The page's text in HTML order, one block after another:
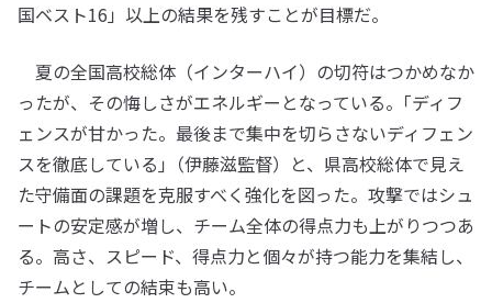
国ベスト16」以上の結果を残すことが目標だ。
夏の全国高校総体（インターハイ）の切符はつかめなか
ったが、その悔しさがエネルギーとなっている。｢ディフ
ェンスが甘かった。最後まで集中を切らさないディフェン
スを徹底している｣（伊藤滋監督）と、県高校総体で見え
た守備面の課題を克服すべく強化を図った。攻撃ではシュ
ートの安定感が増し、チーム全体の得点力も上がりつつあ
る。高さ、スピード、得点力と個々が持つ能力を集結し、
チームとしての結束も高い。